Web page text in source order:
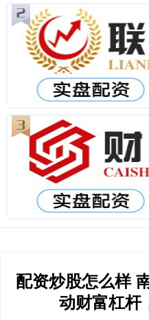
配资炒股怎么样
动财富杠杆